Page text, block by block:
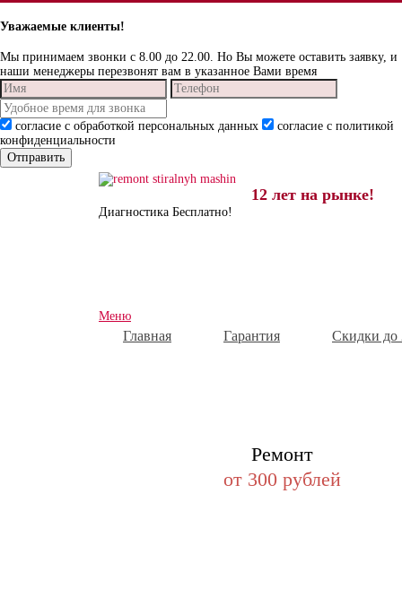
Уважаемые клиенты!
Мы принимаем звонки c 8.00 до 22.00. Но Вы можете оставить заявку, и
наши менеджеры перезвонят вам в указанное Вами время
согласие с обработкой персональных данных
согласие с политикой
конфиденциальности
12 лет на рынке!
Диагностика Бесплатно!
Ремонт
от 300 рублей
Меню
Главная Гарантия Скидки до